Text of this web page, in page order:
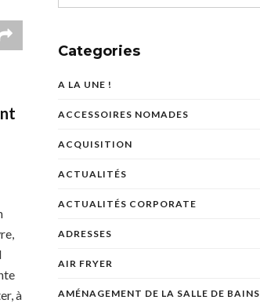
à
Categories
A LA UNE !
ACCESSOIRES NOMADES
ACQUISITION
ACTUALITÉS
ACTUALITÉS CORPORATE
ADRESSES
AIR FRYER
AMÉNAGEMENT DE LA SALLE DE BAINS